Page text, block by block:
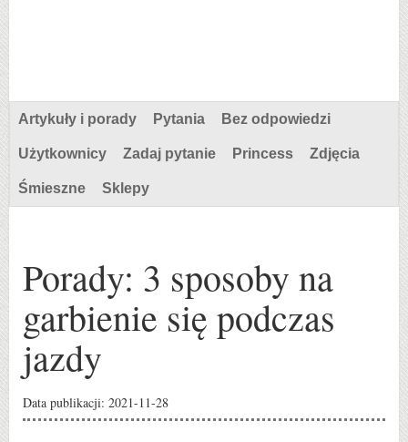
Artykuły i porady Pytania Bez odpowiedzi
Użytkownicy Zadaj pytanie Princess Zdjęcia
Śmieszne Sklepy
Porady: 3 sposoby na
garbienie się podczas
jazdy
Data publikacji: 2021-11-28